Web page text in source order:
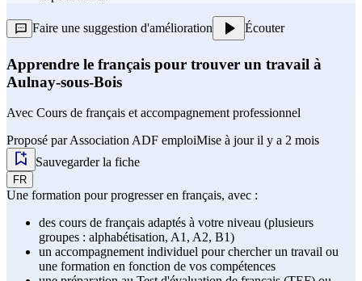
Faire une suggestion d'amélioration Écouter
Apprendre le français pour trouver un travail à
Aulnay-sous-Bois
Avec Cours de français et accompagnement professionnel
Proposé parAssociation ADF emploiMise à jour il y a 2 mois
Sauvegarder la fiche
FR
Une formation pour progresser en français, avec :
des cours de français adaptés à votre niveau (plusieurs
groupes : alphabétisation, A1, A2, B1)
un accompagnement individuel pour chercher un travail ou
une formation en fonction de vos compétences